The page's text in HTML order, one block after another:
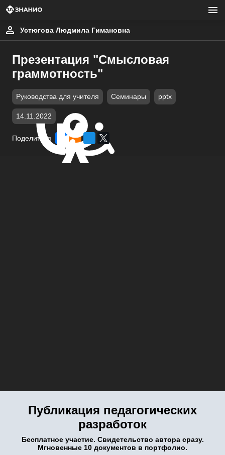
Устюгова Людмила Гимановна
Презентация "Смысловая
граммотность"
Руководства для учителя Семинары pptx
14.11.2022
Поделиться
Публикация педагогических
разработок
Бесплатное участие. Свидетельство автора сразу.
Мгновенные 10 документов в портфолио.